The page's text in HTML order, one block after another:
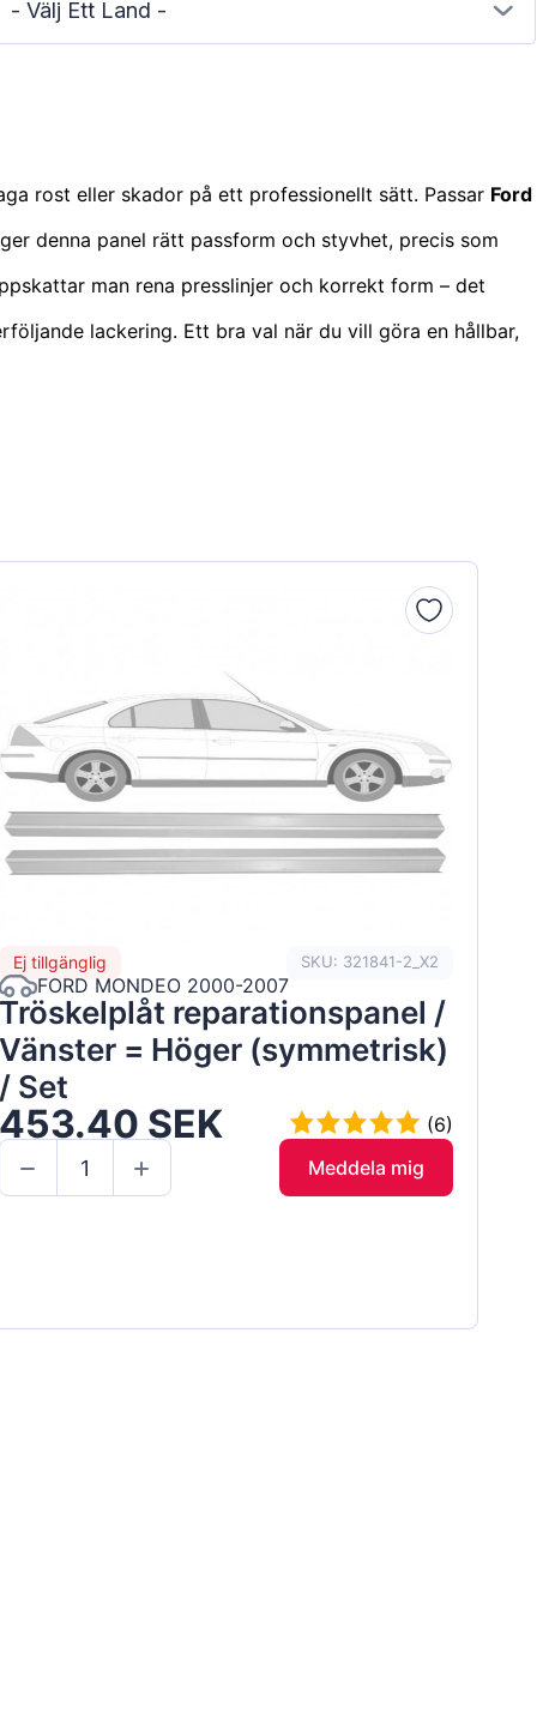
- Välj Ett Land -
rost eller skador på ett professionellt sätt. Passar Ford
denna panel rätt passform och styvhet, precis som
man rena presslinjer och korrekt form – det
lackering. Ett bra val när du vill göra en hållbar,
Ej tillgänglig SKU: 321841-2_X2
FORD MONDEO 2000-2007
Tröskelplåt reparationspanel /
Vänster = Höger (symmetrisk)
/ Set
453.40 SEK
(6)
Meddela mig